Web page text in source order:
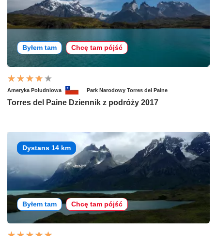
Byłem tam Chcę tam pójść
Ameryka Południowa Park Narodowy Torres del Paine
Torres del Paine Dziennik z podróży 2017
Dystans 14 km
Byłem tam Chcę tam pójść